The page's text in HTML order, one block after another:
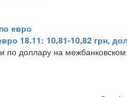
евро
18.11: 10,81-10,82 грн,
по доллару на